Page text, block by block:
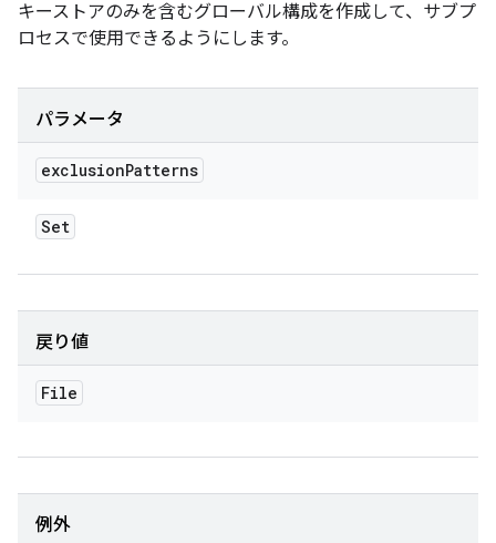
キーストアのみを含むグローバル構成を作成して、サブプ
ロセスで使用できるようにします。
パラメータ
exclusionPatterns
Set
戻り値
File
例外